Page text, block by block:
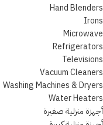
Hand Blenders
Irons
Microwave
Refrigerators
Televisions
Vacuum Cleaners
Washing Machines & Dryers
Water Heaters
أجهزة منزلية صغيرة